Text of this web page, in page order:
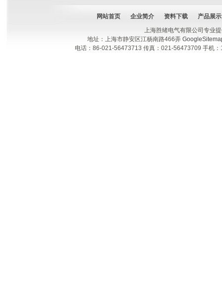
网站首页 企业简介 资料下载
产品展示
上海胜绪电气有限公司专业
地址：上海市静安区江杨南路466弄
电话：86-021-56473713 传真：021-56473709 手机